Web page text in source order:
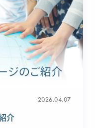
2026.04.07
介